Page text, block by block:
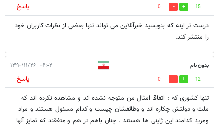
15
0
پاسخ
درست تر اينه كه بنويسيد خبرآنلاین مي تواند تنها بعضي از نظرات کاربران خود
را منتشر کند.
بدون نام ۰۲:۰۲ - ۱۳۹۰/۱۱/۲۶
12
0
پاسخ
تنها کشوری که : اتفاقا امثال من متوجه نشده اند و مشاهده نکرده اند که
ملت و دولتش چکاره اند و وظائفشان چیست و کدام مسئول هستند و مراد
ومرید کدامند این ژاپنی ها هستند . چنان باهم در هم و متفقند که تمایز آنها